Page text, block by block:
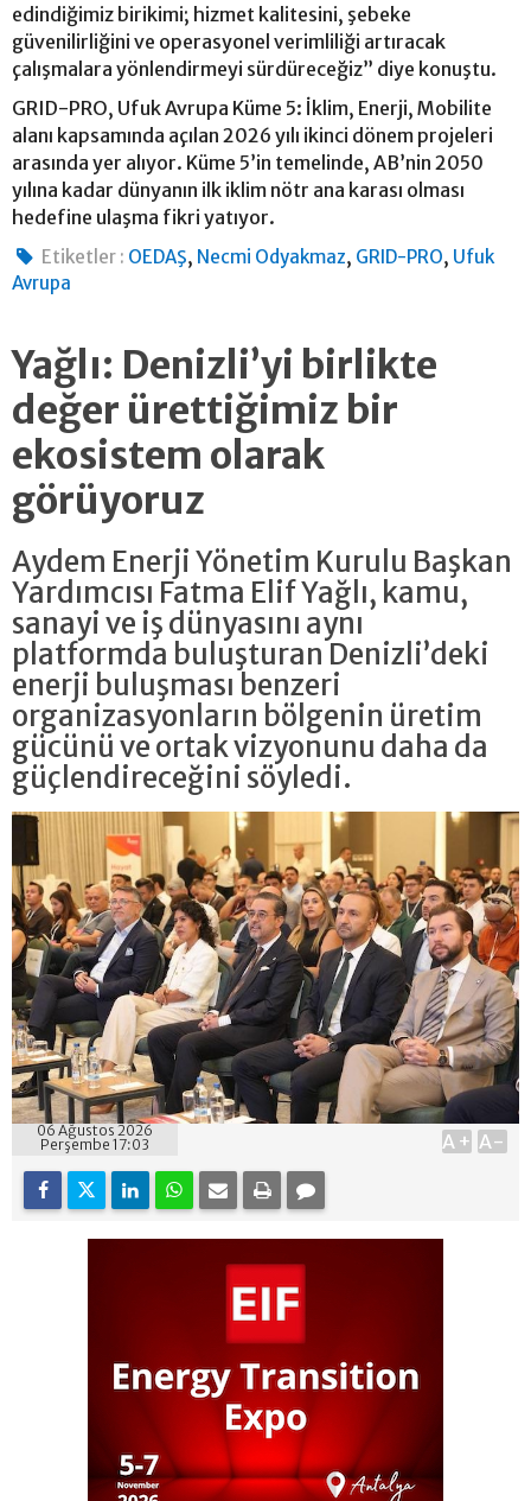
edindiğimiz birikimi; hizmet kalitesini, şebeke
güvenilirliğini ve operasyonel verimliliği artıracak
çalışmalara yönlendirmeyi sürdüreceğiz” diye konuştu.
GRID-PRO, Ufuk Avrupa Küme 5: İklim, Enerji, Mobilite
alanı kapsamında açılan 2026 yılı ikinci dönem projeleri
arasında yer alıyor. Küme 5’in temelinde, AB’nin 2050
yılına kadar dünyanın ilk iklim nötr ana karası olması
hedefine ulaşma fikri yatıyor.
Etiketler : OEDAŞ, Necmi Odyakmaz, GRID-PRO, Ufuk
Avrupa
Yağlı: Denizli’yi birlikte
değer ürettiğimiz bir
ekosistem olarak
görüyoruz
Aydem Enerji Yönetim Kurulu Başkan
Yardımcısı Fatma Elif Yağlı, kamu,
sanayi ve iş dünyasını aynı
platformda buluşturan Denizli’deki
enerji buluşması benzeri
organizasyonların bölgenin üretim
gücünü ve ortak vizyonunu daha da
güçlendireceğini söyledi.
06 Ağustos 2026
Perşembe 17:03
A+ A-